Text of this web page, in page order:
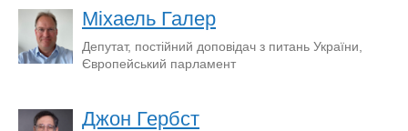
Міхаель Галер
Депутат, постійний доповідач з питань України,
Європейський парламент
Джон Гербст